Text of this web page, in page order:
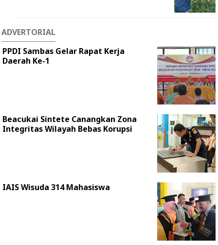
ADVERTORIAL
PPDI Sambas Gelar Rapat Kerja
Daerah Ke-1
Beacukai Sintete Canangkan Zona
Integritas Wilayah Bebas Korupsi
IAIS Wisuda 314 Mahasiswa